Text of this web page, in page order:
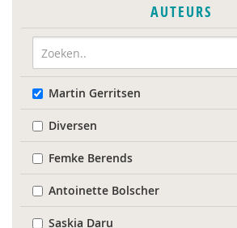
AUTEURS
Martin Gerritsen
Diversen
Femke Berends
Antoinette Bolscher
Saskia Daru